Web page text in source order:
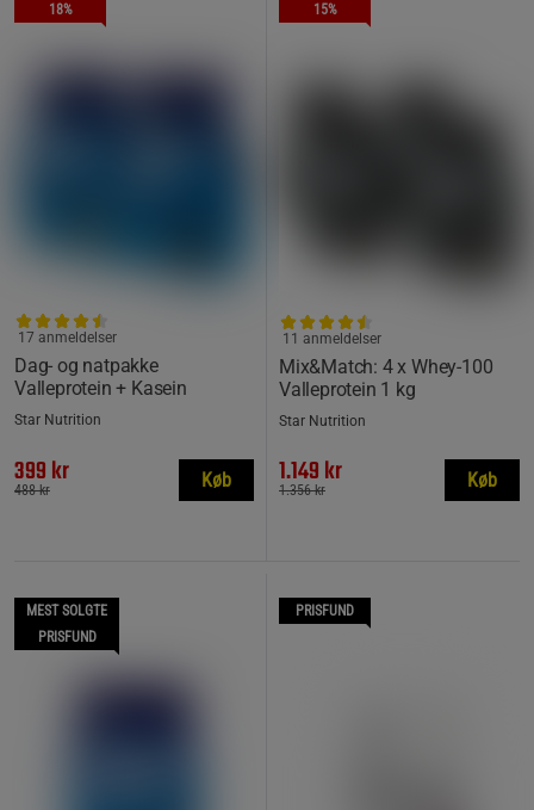
18%
Dag- og natpakke
Valleprotein + Kasein
17 anmeldelser
Star Nutrition
399 kr
488 kr Køb
15%
Mix&Match: 4 x Whey-100
Valleprotein 1 kg
11 anmeldelser
Star Nutrition
1.149 kr
1.356 kr Køb
MEST SOLGTE
PRISFUND
PRISFUND